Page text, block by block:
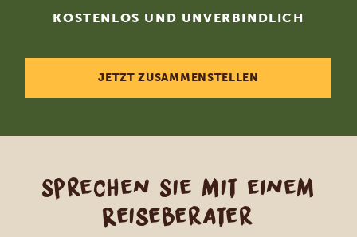
KOSTENLOS UND UNVERBINDLICH
JETZT ZUSAMMENSTELLEN
Sprechen Sie mit einem
Reiseberater